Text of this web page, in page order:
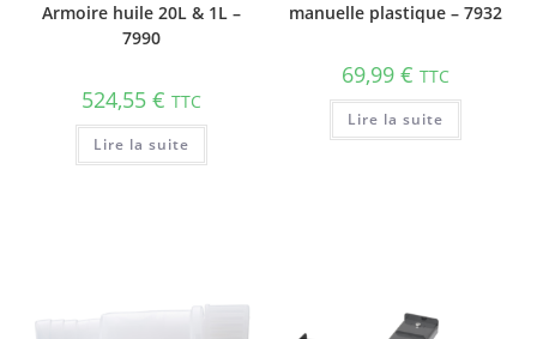
Armoire huile 20L & 1L –
7990
524,55€ TTC
Lire la suite
manuelle plastique – 7932
69,99 € TTC
Lire la suite